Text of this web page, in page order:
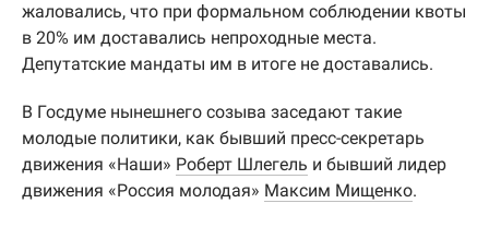
жаловались, что при формальном соблюдении квоты
в 20% им доставались непроходные места.
Депутатские мандаты им в итоге не доставались.
В Госдуме нынешнего созыва заседают такие
молодые политики, как бывший пресс-секретарь
движения «Наши» Роберт Шлегель и бывший лидер
движения «Россия молодая» Максим Мищенко.